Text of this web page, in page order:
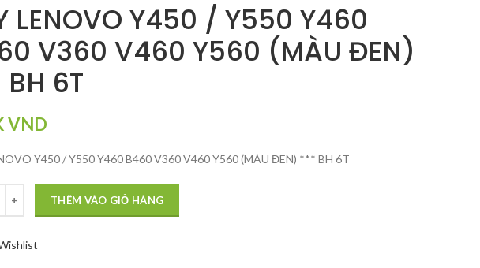
LENOVO Y450 / Y550 Y460
V360 V460 Y560 (MÀU ĐEN)
6T
VND
Y450 / Y550 Y460 B460 V360 V460 Y560 (MÀU ĐEN) *** BH 6T
THÊM VÀO GIỎ HÀNG